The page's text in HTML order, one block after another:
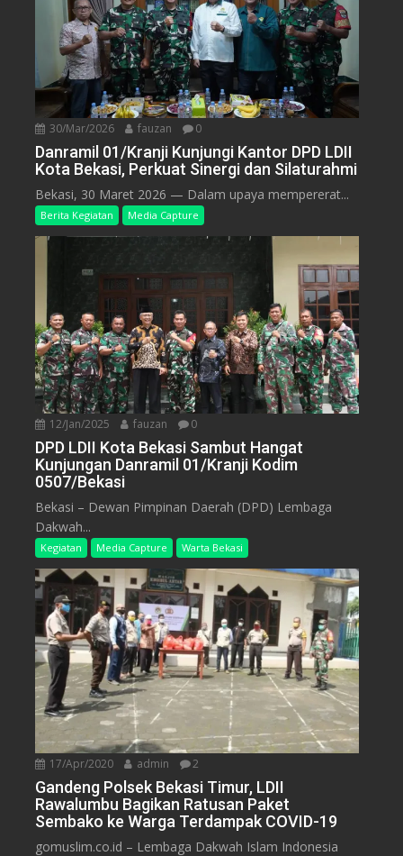
30/Mar/2026 fauzan 0
Danramil 01/Kranji Kunjungi Kantor DPD LDII
Kota Bekasi, Perkuat Sinergi dan Silaturahmi
Bekasi, 30 Maret 2026 — Dalam upaya mempererat...
Berita Kegiatan Media Capture
12/Jan/2025 fauzan 0
DPD LDII Kota Bekasi Sambut Hangat
Kunjungan Danramil 01/Kranji Kodim
0507/Bekasi
Bekasi – Dewan Pimpinan Daerah (DPD) Lembaga
Dakwah...
Kegiatan Media Capture Warta Bekasi
17/Apr/2020 admin 2
Gandeng Polsek Bekasi Timur, LDII
Rawalumbu Bagikan Ratusan Paket
Sembako ke Warga Terdampak COVID-19
gomuslim.co.id – Lembaga Dakwah Islam Indonesia